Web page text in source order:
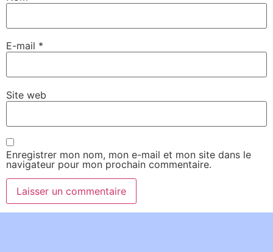
E-mail *
Site web
Enregistrer mon nom, mon e-mail et mon site dans le
navigateur pour mon prochain commentaire.